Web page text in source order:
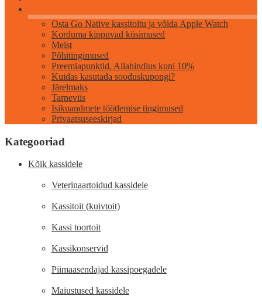
Osta Go Native kassitoitu ja võida Apple Watch
Korduma kippuvad küsimused
Meist
Põhitingimused
Preemiapunktid. Allahindlus kuni 10%
Kuidas kasutada sooduskupongi?
Järelmaks
Tarneviis
Isikuandmete töötlemise tingimused
Privaatsuseeskirjad
Kategooriad
Kõik kassidele
Veterinaartoidud kassidele
Kassitoit (kuivtoit)
Kassi toortoit
Kassikonservid
Piimaasendajad kassipoegadele
Maiustused kassidele